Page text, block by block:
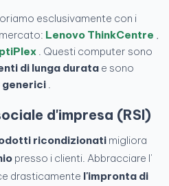
esclusivamente con i
Lenovo ThinkCentre
. Questi computer sono
di lunga durata e sono
generici
d'impresa (RSI)
ricondizionati migliora
presso i clienti. Abbracciare l'
drasticamente l'impronta di